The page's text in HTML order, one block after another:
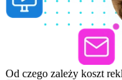
Od czego zależy koszt